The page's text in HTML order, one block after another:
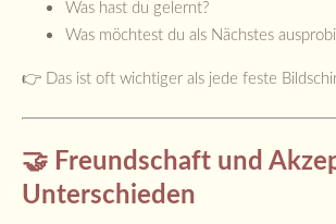
Was hast du gelernt?
Was möchtest du als Nächstes
👉 Das ist oft wichtiger als jede feste
🤝 Freundschaft und
Unterschieden